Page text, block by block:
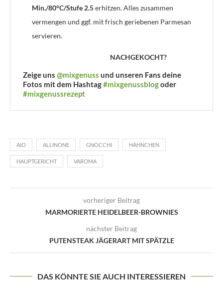
Min./80°C/Stufe 2.5erhitzen. Alles zusammen
vermengen und ggf. mit frisch geriebenen Parmesan
servieren.
NACHGEKOCHT?
Zeige uns @mixgenuss und unseren Fans deine
Fotos mit dem Hashtag#mixgenussblogoder
#mixgenussrezept
AIO ALLINONE GNOCCHI HÄHNCHEN
HAUPTGERICHT VAROMA
vorheriger Beitrag
MARMORIERTE HEIDELBEER-BROWNIES
nächster Beitrag
PUTENSTEAK JÄGERART MIT SPÄTZLE
DAS KÖNNTE SIE AUCH INTERESSIEREN